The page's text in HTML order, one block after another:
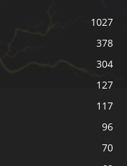
1027
378
304
127
117
96
70